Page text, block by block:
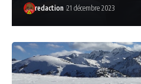
redaction 21 décembre 2023